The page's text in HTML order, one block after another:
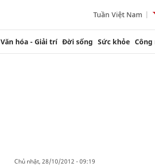
Tuần Việt Nam
Văn hóa - Giải trí Đời sống Sức khỏe Công
chủ nhật, 28/10/2012 - 09:19